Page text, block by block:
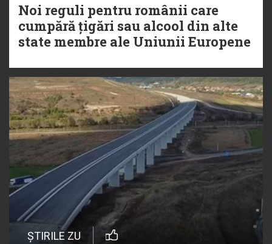
Noi reguli pentru românii care
cumpără țigări sau alcool din alte
state membre ale Uniunii Europene
ȘTIRILE ZU